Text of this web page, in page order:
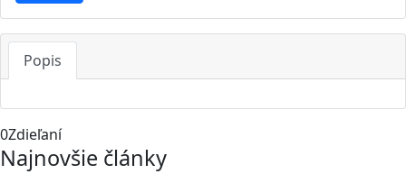
Popis
0Zdieľaní
Najnovšie články